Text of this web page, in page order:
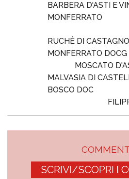
BARBERA D'ASTI E
MONFERRATO
RUCHÈ DI
MONFERRATO DOCG
MOSCATO
MALVASIA DI
BOSCO DOC
SCRIVI/SCOPRI I